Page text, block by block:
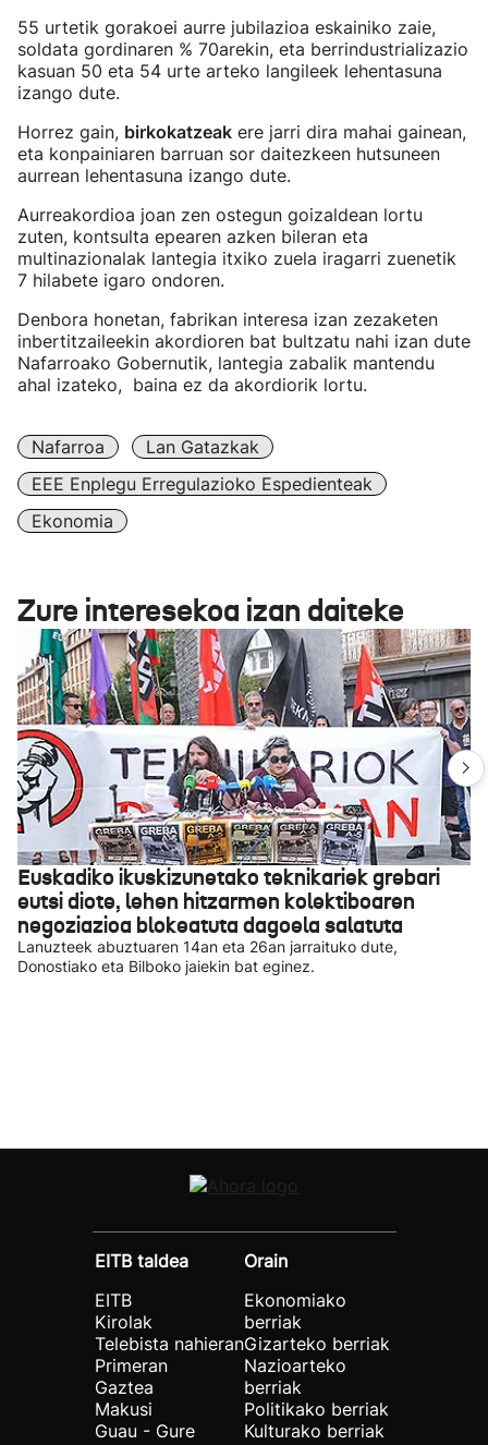
55 urtetik gorakoei aurre jubilazioa eskainiko zaie,
soldata gordinaren % 70arekin, eta berrindustrializazio
kasuan 50 eta 54 urte arteko langileek lehentasuna
izango dute.
Horrez gain, birkokatzeak ere jarri dira mahai gainean,
eta konpainiaren barruan sor daitezkeen hutsuneen
aurrean lehentasuna izango dute.
Aurreakordioa joan zen ostegun goizaldean lortu
zuten, kontsulta epearen azken bileran eta
multinazionalak lantegia itxiko zuela iragarri zuenetik
7 hilabete igaro ondoren.
Denbora honetan, fabrikan interesa izan zezaketen
inbertitzaileekin akordioren bat bultzatu nahi izan dute
Nafarroako Gobernutik, lantegia zabalik mantendu
ahal izateko, baina ez da akordiorik lortu.
Nafarroa
Lan Gatazkak
EEE Enplegu Erregulazioko Espedienteak
Ekonomia
Zure interesekoa izan daiteke
Euskadiko ikuskizunetako teknikariek grebari
eutsi diote, lehen hitzarmen kolektiboaren
negoziazioa blokeatuta dagoela salatuta
Lanuzteek abuztuaren 14an eta 26an jarraituko dute,
Donostiako eta Bilboko jaiekin bat eginez.
EITB taldea
EITB
Kirolak
Telebista nahieran
Primeran
Gaztea
Makusi
Guau - Gure
Orain
Ekonomiako
berriak
Gizarteko berriak
Nazioarteko
berriak
Politikako berriak
Kulturako berriak